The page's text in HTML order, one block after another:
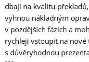
dbají na kvalitu
vyhnou nákladným
v pozdějších fázích a
rychleji vstoupit na nové
s důvěryhodnou